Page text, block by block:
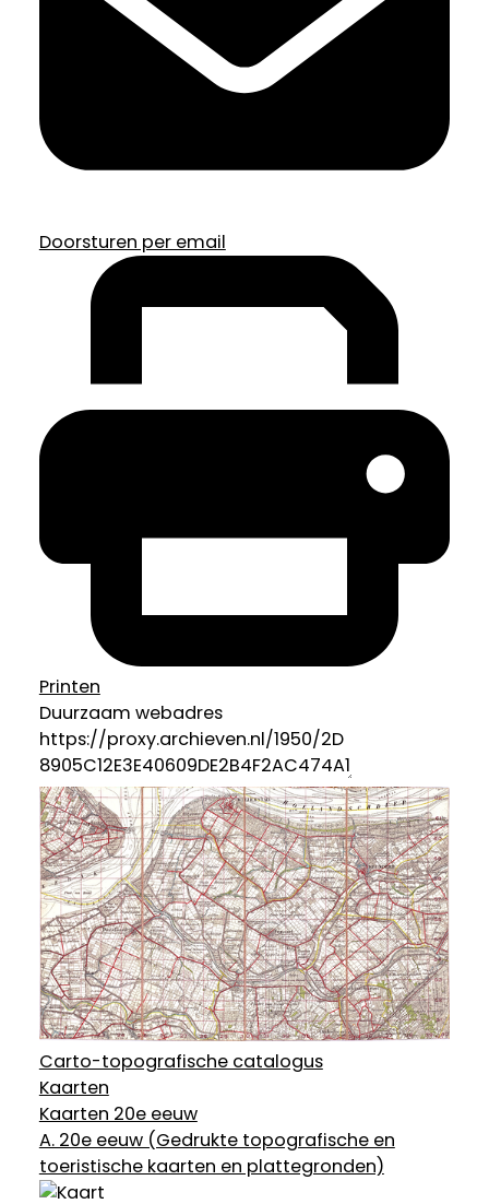
Doorsturen per email
Printen
Duurzaam webadres
Carto-topografische catalogus
Kaarten
Kaarten 20e eeuw
A. 20e eeuw (Gedrukte topografische en
toeristische kaarten en plattegronden)